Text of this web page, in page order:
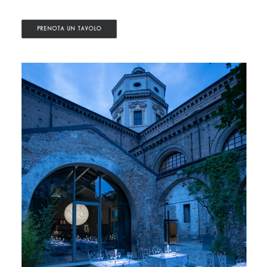
PRENOTA UN TAVOLO